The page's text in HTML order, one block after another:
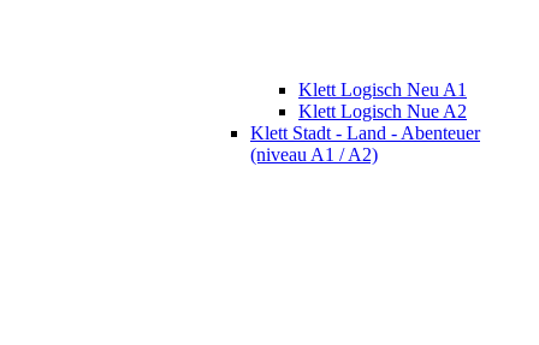
Klett Logisch Neu A1
Klett Logisch Nue A2
Klett Stadt - Land - Abenteuer
(niveau A1 / A2)